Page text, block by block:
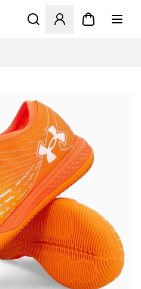
Megnyit egy modált a